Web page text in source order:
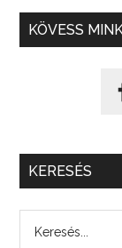
KÖVESS
KERESÉS